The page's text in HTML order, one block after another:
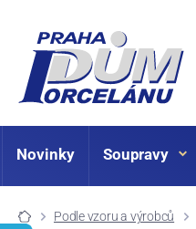
Novinky Soupravy
Podle vzoru a výrobců